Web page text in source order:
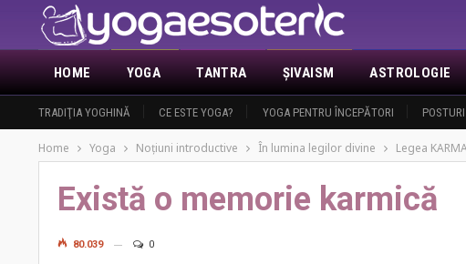
HOME
ACTUALITATE DEMASCAREA MASONERIEI ANUNŢURI DESPRE NOI
YOGA
TRADIŢIA YOGHINĂ CE ESTE YOGA? YOGA PENTRU ÎNCEPĂTORI
TANTRA ŞIVAISM ASTROLOGIE
Home Yoga Noţiuni introductive În lumina legilor divine Legea
Există o memorie karmică
80.039 0